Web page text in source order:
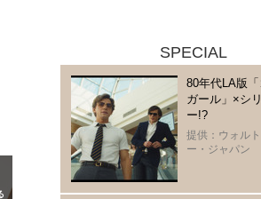
SPECIAL
80年代LA版
ガール」×シ
ー!?
提供：ウォル
ー・ジャパン